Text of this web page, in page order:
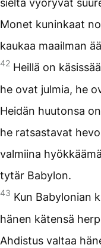
sieltä vyöryvät
Monet kuninkaat
kaukaa maailman
42 Heillä on
he ovat julmia, he
Heidän huutonsa
he ratsastavat
valmiina
tytär Babylon.
43 Kun Babylonian
hänen kätensä
Ahdistus valtaa